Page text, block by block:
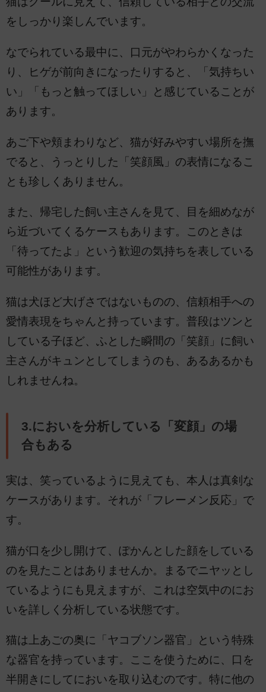
をしっかり楽しんでいます。
なでられている最中に、口元がやわらかくなった
り、ヒゲが前向きになったりすると、「気持ちい
い」「もっと触ってほしい」と感じていることが
あります。
あご下や頬まわりなど、猫が好みやすい場所を撫
でると、うっとりした「笑顔風」の表情になるこ
とも珍しくありません。
また、帰宅した飼い主さんを見て、目を細めなが
ら近づいてくるケースもあります。このときは
「待ってたよ」という歓迎の気持ちを表している
可能性があります。
猫は犬ほど大げさではないものの、信頼相手への
愛情表現をちゃんと持っています。普段はツンと
している子ほど、ふとした瞬間の「笑顔」に飼い
主さんがキュンとしてしまうのも、あるあるかも
しれませんね。
3.においを分析している「変顔」の場
合もある
実は、笑っているように見えても、本人は真剣な
ケースがあります。それが「フレーメン反応」で
す。
猫が口を少し開けて、ぽかんとした顔をしている
のを見たことはありませんか。まるでニヤッとし
ているようにも見えますが、これは空気中のにお
いを詳しく分析している状態です。
猫は上あごの奥に「ヤコブソン器官」という特殊
な器官を持っています。ここを使うために、口を
半開きにしてにおいを取り込むのです。特に他の